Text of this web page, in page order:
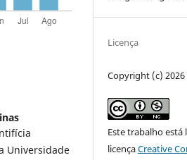
Universidade
Licença
Copyright (c)
Este trabalho está
licençaCreative